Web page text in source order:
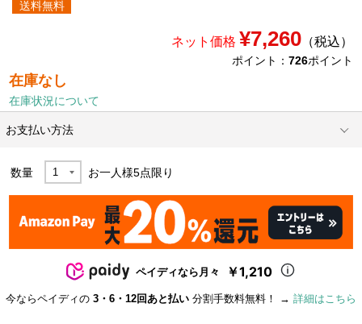
送料無料
ネット価格 ¥7,260（税込）
ポイント： 726ポイント
在庫なし
在庫状況について
お支払い方法
数量 お一人様5点限り
ペイディなら月々 ￥1,210
今ならペイディの 3・6・12回あと払い 分割手数料無料！ → 詳細はこちら